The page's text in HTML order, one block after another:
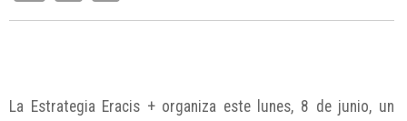
La Estrategia Eracis + organiza este lunes, 8 de junio, un